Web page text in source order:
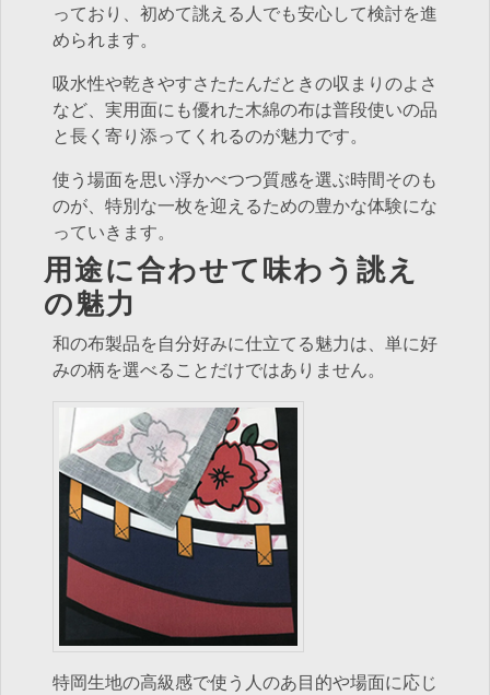
っており、初めて誂える人でも安心して検討を進
められます。
吸水性や乾きやすさたたんだときの収まりのよさ
など、実用面にも優れた木綿の布は普段使いの品
と長く寄り添ってくれるのが魅力です。
使う場面を思い浮かべつつ質感を選ぶ時間そのも
のが、特別な一枚を迎えるための豊かな体験にな
っていきます。
用途に合わせて味わう誂え
の魅力
和の布製品を自分好みに仕立てる魅力は、単に好
みの柄を選べることだけではありません。
特岡生地の高級感で使う人のあ目的や場面に応じ